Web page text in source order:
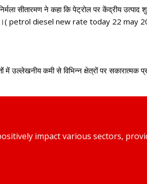
सीतारमण ने कहा कि पेट्रोल पर केंद्रीय उत्पाद
की।( petrol diesel new rate today 22 may
कमी से विभिन्न क्षेत्रों पर सकारात्मक
impact various sectors,